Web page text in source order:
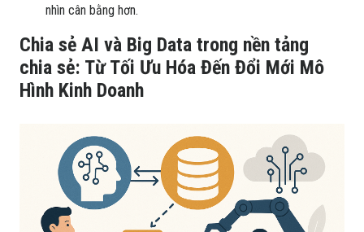
nhìn cân bằng hơn.
Chia sẻ AI và Big Data trong nền tảng
chia sẻ: Từ Tối Ưu Hóa Đến Đổi Mới Mô
Hình Kinh Doanh